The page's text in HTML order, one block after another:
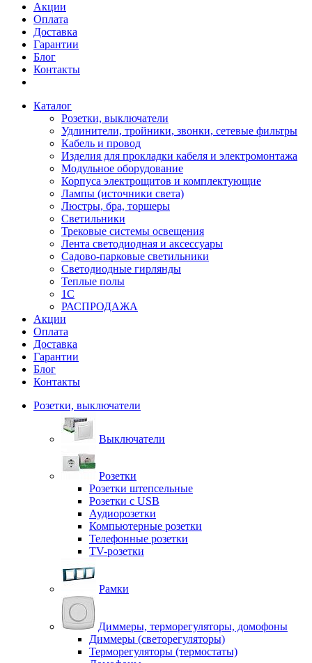
Акции
Оплата
Доставка
Гарантии
Блог
Контакты
Каталог
Розетки, выключатели
Удлинители, тройники, звонки, сетевые фильтры
Кабель и провод
Изделия для прокладки кабеля и электромонтажа
Модульное оборудование
Корпуса электрощитов и комплектующие
Лампы (источники света)
Люстры, бра, торшеры
Светильники
Трековые системы освещения
Лента светодиодная и аксессуары
Садово-парковые светильники
Светодиодные гирлянды
Теплые полы
1С
РАСПРОДАЖА
Акции
Оплата
Доставка
Гарантии
Блог
Контакты
Розетки, выключатели
Выключатели
Розетки
Розетки штепсельные
Розетки с USB
Аудиорозетки
Компьютерные розетки
Телефонные розетки
TV-розетки
Рамки
Диммеры, терморегуляторы, домофоны
Диммеры (светорегуляторы)
Терморегуляторы (термостаты)